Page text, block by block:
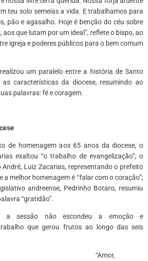
teu solo semeias a vida. E trabalhamos para
pão e agasalho. Hoje é benção do céu sobre
aos que lutam por um ideal”, reflete o bispo, ao
igreja e poderes públicos para o bem comum
um paralelo entre a história de Santo
características da diocese, resumindo ao
palavras: fé e coragem.
de homenagem aos 65 anos da diocese, o
exaltou “o trabalho de evangelização”; o
André, Luiz Zacarias, representando o prefeito
a melhor homenagem é “falar com o coração”;
andreense, Pedrinho Botaro, resumiu
“gratidão”.
a sessão não escondeu a emoção e
que gerou frutos ao longo das seis
“Amor,